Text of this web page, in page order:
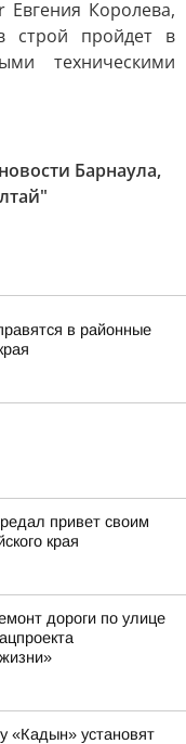
Евгения Королева,
строй пройдет в
техническими
Барнаула,
в районные
привет своим
края
дороги по улице
«Кадын» установят